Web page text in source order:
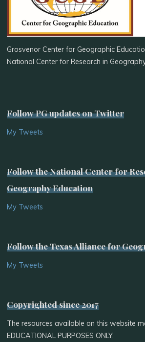
Grosvenor Center for Geographic
National Center for Research in
Follow PG updates on Twitter
My Tweets
Follow the National Center for
Geography Education
My Tweets
Follow the Texas Alliance for
My Tweets
Copyrighted since 2017
The resources available on this website
EDUCATIONAL PURPOSES ONLY.